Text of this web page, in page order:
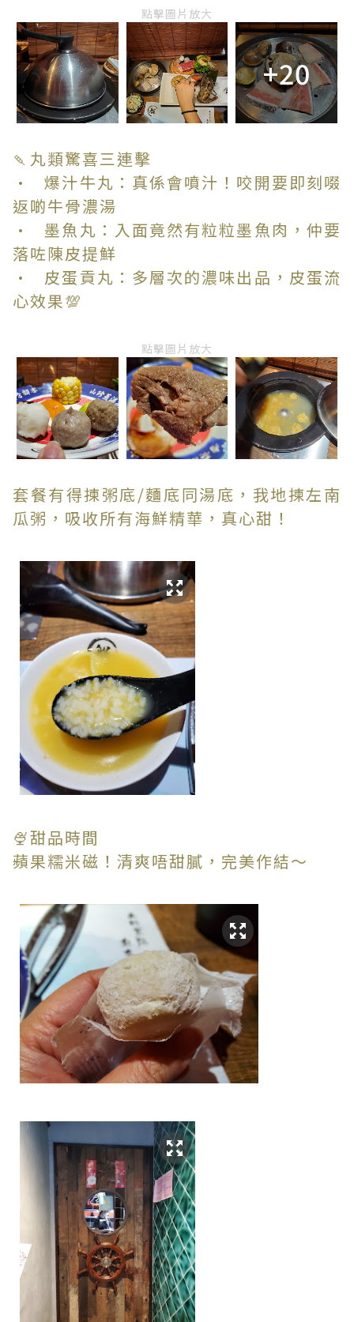
點擊圖片放大
+20
🍡丸類驚喜三連擊
• 爆汁牛丸：真係會噴汁！咬開要即刻啜
返啲牛骨濃湯
• 墨魚丸：入面竟然有粒粒墨魚肉，仲要
落咗陳皮提鮮
• 皮蛋貢丸：多層次的濃味出品，皮蛋流
心效果💯
點擊圖片放大
套餐有得揀粥底/麵底同湯底，我地揀左南
瓜粥，吸收所有海鮮精華，真心甜！
🍨甜品時間
蘋果糯米磁！清爽唔甜膩，完美作結～